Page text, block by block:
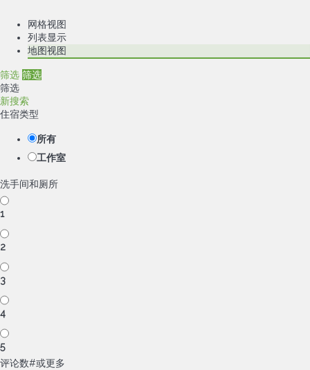
网格视图
列表显示
地图视图
筛选 筛选
筛选
新搜索
住宿类型
所有
工作室
洗手间和厕所
1
2
3
4
5
评论数#或更多